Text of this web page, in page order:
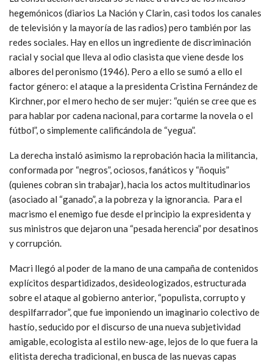
hegemónicos (diarios La Nación y Clarin, casi todos los canales
de televisión y la mayoría de las radios) pero también por las
redes sociales. Hay en ellos un ingrediente de discriminación
racial y social que lleva al odio clasista que viene desde los
albores del peronismo (1946). Pero a ello se sumó a ello el
factor género: el ataque a la presidenta Cristina Fernández de
Kirchner, por el mero hecho de ser mujer: “quién se cree que es
para hablar por cadena nacional, para cortarme la novela o el
fútbol”, o simplemente calificándola de “yegua”.
La derecha instaló asimismo la reprobación hacia la militancia,
conformada por “negros”, ociosos, fanáticos y “ñoquis”
(quienes cobran sin trabajar), hacia los actos multitudinarios
(asociado al “ganado”, a la pobreza y la ignorancia. Para el
macrismo el enemigo fue desde el principio la expresidenta y
sus ministros que dejaron una “pesada herencia” por desatinos
y corrupción.
Macri llegó al poder de la mano de una campaña de contenidos
explícitos despartidizados, desideologizados, estructurada
sobre el ataque al gobierno anterior, “populista, corrupto y
despilfarrador”, que fue imponiendo un imaginario colectivo de
hastío, seducido por el discurso de una nueva subjetividad
amigable, ecologista al estilo new-age, lejos de lo que fuera la
elitista derecha tradicional, en busca de las nuevas capas